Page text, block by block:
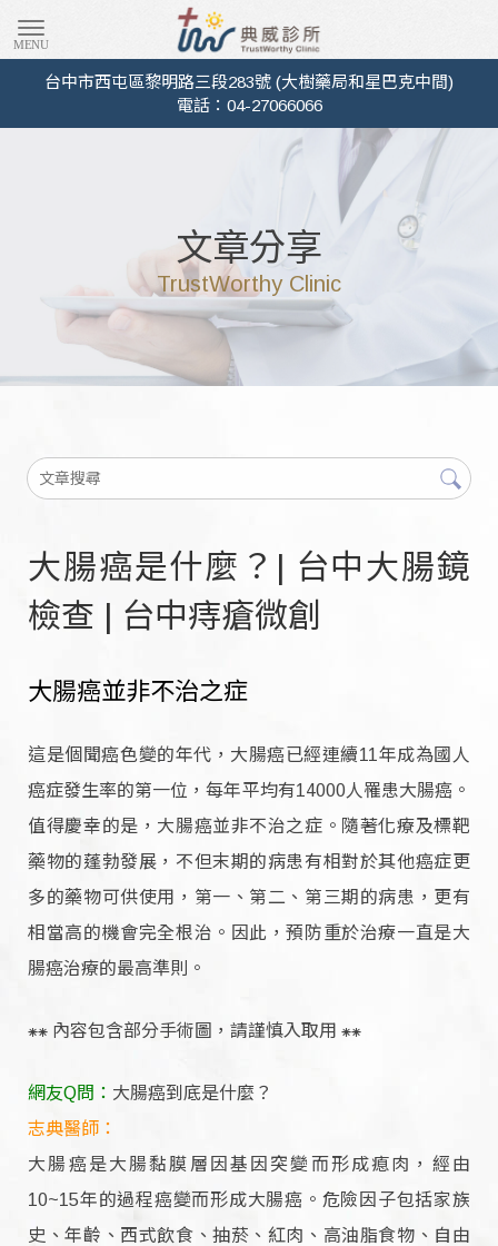
台中市西屯區黎明路三段283號 (大樹藥局和星巴克中間)
電話：04-27066066
文章分享
大腸癌是什麼？| 台中大腸鏡
檢查 | 台中痔瘡微創
大腸癌並非不治之症
這是個聞癌色變的年代，大腸癌已經連續11年成為國人
癌症發生率的第一位，每年平均有14000人罹患大腸癌。
值得慶幸的是，大腸癌並非不治之症。隨著化療及標靶
藥物的蓬勃發展，不但末期的病患有相對於其他癌症更
多的藥物可供使用，第一、第二、第三期的病患，更有
相當高的機會完全根治。因此，預防重於治療一直是大
腸癌治療的最高準則。
⁕⁕ 內容包含部分手術圖，請謹慎入取用 ⁕⁕
網友Q問： 大腸癌到底是什麼？
志典醫師：
大腸癌是大腸黏膜層因基因突變而形成瘜肉，經由
10~15年的過程癌變而形成大腸癌。危險因子包括家族
史、年齡、西式飲食、抽菸、紅肉、高油脂食物、自由